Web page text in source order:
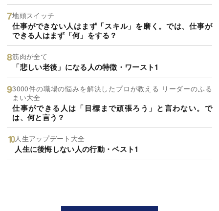
地頭スイッチ
仕事ができない人はまず「スキル」を磨く。では、仕事が
できる人はまず「何」をする？
筋肉が全て
「悲しい老後」になる人の特徴・ワースト1
3000件の職場の悩みを解決したプロが教える リーダーのふる
まい大全
仕事ができる人は「目標まで頑張ろう」と言わない。で
は、何と言う？
人生アップデート大全
人生に後悔しない人の行動・ベスト1